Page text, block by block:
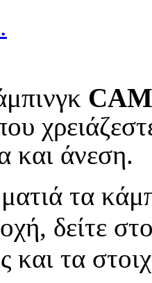
και άνεση.
τα
δείτε
τα